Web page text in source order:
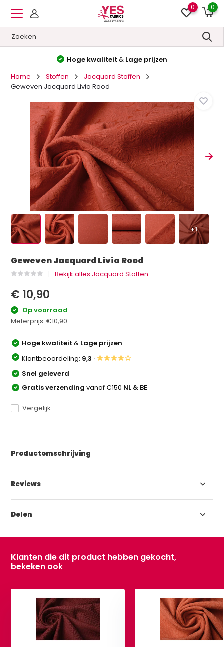
0 0
Hoge kwaliteit & Lage prijzen
Home
Stoffen
Jacquard Stoffen
Geweven Jacquard Livia Rood
+1
Geweven Jacquard Livia Rood
Bekijk alles Jacquard Stoffen
€ 10,90
Op voorraad
Meterprijs:€10,90
Hoge kwaliteit& Lage prijzen
Klantbeoordeling: 9,3 ·★★★★☆
Snel geleverd
Gratis verzendingvanaf €150 NL & BE
Vergelijk
Productomschrijving
Reviews
Delen
Klanten die dit product hebben gekocht,
bekeken ook